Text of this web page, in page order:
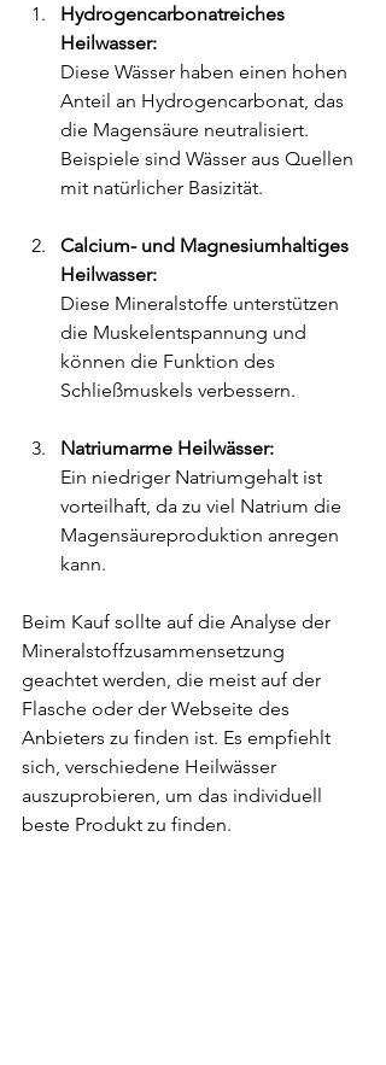
Hydrogencarbonatreiches
Heilwasser:
Diese Wässer haben einen hohen
Anteil an Hydrogencarbonat, das
die Magensäure neutralisiert.
Beispiele sind Wässer aus Quellen
mit natürlicher Basizität.
Calcium- und Magnesiumhaltiges
Heilwasser:
Diese Mineralstoffe unterstützen
die Muskelentspannung und
können die Funktion des
Schließmuskels verbessern.
Natriumarme Heilwässer:
Ein niedriger Natriumgehalt ist
vorteilhaft, da zu viel Natrium die
Magensäureproduktion anregen
kann.
Beim Kauf sollte auf die Analyse der
Mineralstoffzusammensetzung
geachtet werden, die meist auf der
Flasche oder der Webseite des
Anbieters zu finden ist. Es empfiehlt
sich, verschiedene Heilwässer
auszuprobieren, um das individuell
beste Produkt zu finden.